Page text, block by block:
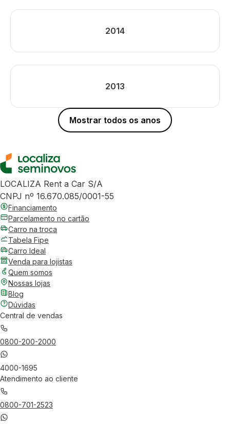
2014
2013
Mostrar todos os anos
LOCALIZA Rent a Car S/A
CNPJ nº 16.670.085/0001-55
Financiamento
Parcelamento no cartão
Carro na troca
Tabela Fipe
Carro Ideal
Venda para lojistas
Quem somos
Nossas lojas
Blog
Dúvidas
Central de vendas
0800-200-2000
4000-1695
Atendimento ao cliente
0800-701-2523